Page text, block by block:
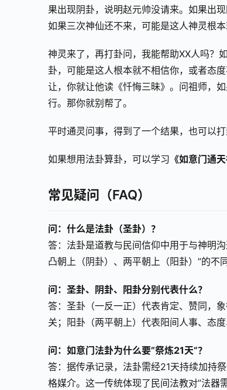
果出现阴卦，说明赵元帅没请来。如果出
如果三次神仙还不来，可能是这人神灵根
神灵来了，再打卦问，我能帮助XX人吗？
卦，可能是这人根本就不相信你，或者态
让，你就让他读《忏悔三昧》。问祖师，
行。那你就别帮了。
平时通灵问事，得到了一个结果，也可以
如果想用法卦算卦，可以学习 《如意门通
常见疑问（FAQ）
问：什么是法卦（圣卦）？
答：法卦是道教与民间信仰中用于与神明
凸朝上（阴卦）、两平朝上（阳卦）”的不
问：圣卦、阴卦、阳卦分别代表什么？
答：圣卦（一反一正）代表肯定、赞同，
关；阳卦（两平朝上）代表阳间人事、态
问：如意门法卦为什么要”祭炼21天”？
答：据传承记录，法卦需经21天持续加持
格媒介。这一传统体现了民间法教对”法器